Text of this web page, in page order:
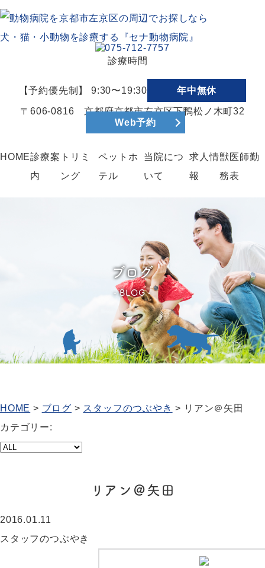
診療時間
【予約優先制】 9:30〜19:30 年中無休
〒606-0816 京都府京都市左京区下鴨松ノ木町32
Web予約
HOME診療案
内
トリミ
ング
ペットホ
テル
当院につ
いて
求人情
報
獣医師勤
務表
ブログ
BLOG
HOME > ブログ > スタッフのつぶやき > リアン＠矢田
カテゴリー:
リアン＠矢田
2016.01.11
スタッフのつぶやき